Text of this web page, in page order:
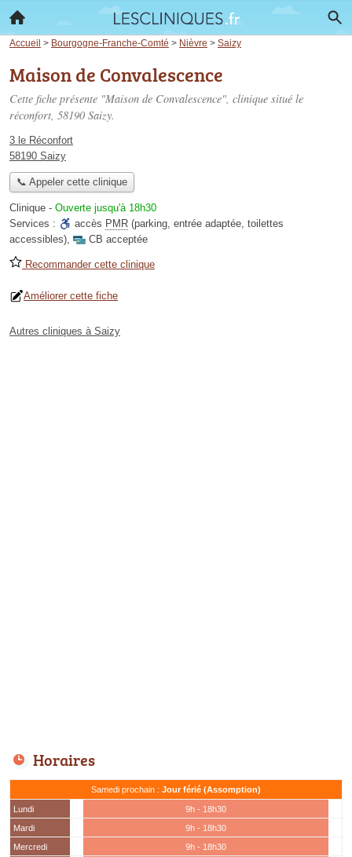
Accueil > Bourgogne-Franche-Comté > Nièvre > Saizy
Maison de Convalescence
Cette fiche présente "Maison de Convalescence", clinique situé le
réconfort, 58190 Saizy.
3 le Réconfort
58190 Saizy
📞 Appeler cette clinique
Clinique - Ouverte jusqu'à 18h30
Services :
accès PMR (parking, entrée adaptée, toilettes
accessibles), CB acceptée
Recommander cette clinique
Améliorer cette fiche
Autres cliniques à Saizy
Horaires
Samedi prochain : Jour férié (Assomption)
Lundi
9h - 18h30
Mardi
9h - 18h30
Mercredi
9h - 18h30